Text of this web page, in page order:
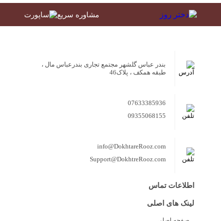
مشاوره سریع
بندر عباس گلشهر مجتمع تجاری بندرعباس مال ،
طبقه همکف ، پلاک46
07633385936
09355068155
info@DokhtareRooz.com
Support@DokhtreRooz.com
اطلاعات تماس
لینک های اصلی